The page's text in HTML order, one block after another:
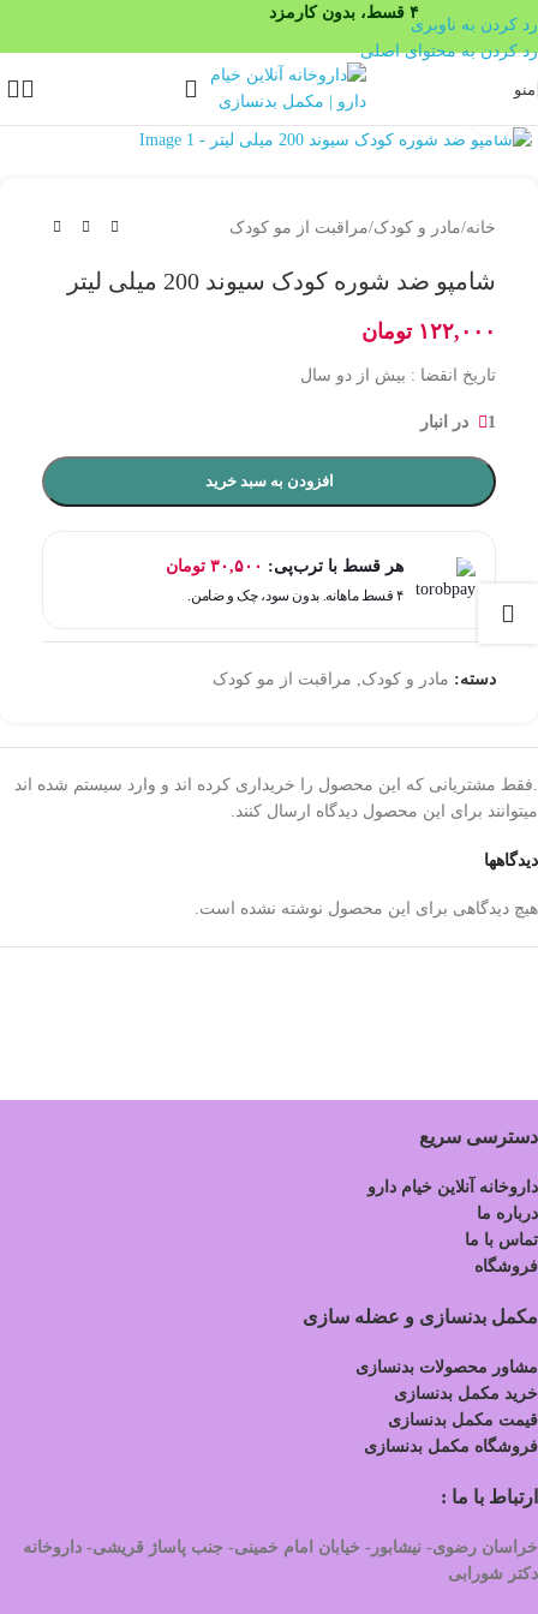
۴ قسط، بدون کارمزد
رد کردن به ناوبری
رد کردن به محتوای اصلی
منو
بزرگنمایی تصویر
خانه/مادر و کودک/مراقبت از مو کودک
شامپو ضد شوره کودک سیوند 200 میلی لیتر
۱۲۲,۰۰۰ تومان
تاریخ انقضا : بیش از دو سال
1 در انبار
افزودن به سبد خرید
هر قسط با ترب‌پی: ۳۰,۵۰۰ تومان
۴ قسط ماهانه. بدون سود، چک و ضامن.
دسته: مادر و کودک مراقبت از مو کودک
دیدگاهها
هیچ دیدگاهی برای این محصول نوشته نشده است.
.فقط مشتریانی که این محصول را خریداری کرده اند و وارد سیستم شده اند
میتوانند برای این محصول دیدگاه ارسال کنند.
دسترسی سریع
داروخانه آنلاین خیام دارو
درباره ما
تماس با ما
فروشگاه
مکمل بدنسازی و عضله سازی
مشاور محصولات بدنسازی
خرید مکمل بدنسازی
قیمت مکمل بدنسازی
فروشگاه مکمل بدنسازی
ارتباط با ما :
خراسان رضوی- نیشابور- خیابان امام خمینی- جنب پاساژ قریشی- داروخانه
دکتر شورابی